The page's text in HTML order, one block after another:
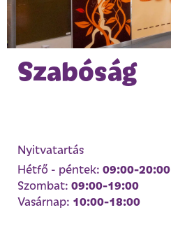
Szabóság
Nyitvatartás
Hétfő - péntek: 09:00-20:00
Szombat: 09:00-19:00
Vasárnap: 10:00-18:00